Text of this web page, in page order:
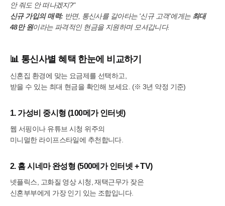
안 줘도 안 떠나겠지?"
신규 가입의 매력: 반면, 통신사를 갈아타는 '신규 고객'에게는 최대
48만 원이라는 파격적인 현금을 지원하며 모셔갑니다.
📊 통신사별 혜택 한눈에 비교하기
신혼집 환경에 맞는 요금제를 선택하고,
받을 수 있는 최대 현금을 확인해 보세요. (※ 3년 약정 기준)
1. 가성비 중시형 (100메가 인터넷)
웹 서핑이나 유튜브 시청 위주의
미니멀한 라이프스타일에 추천합니다.
2. 홈 시네마 완성형 (500메가 인터넷 + TV)
넷플릭스, 고화질 영상 시청, 재택근무가 잦은
신혼부부에게 가장 인기 있는 조합입니다.